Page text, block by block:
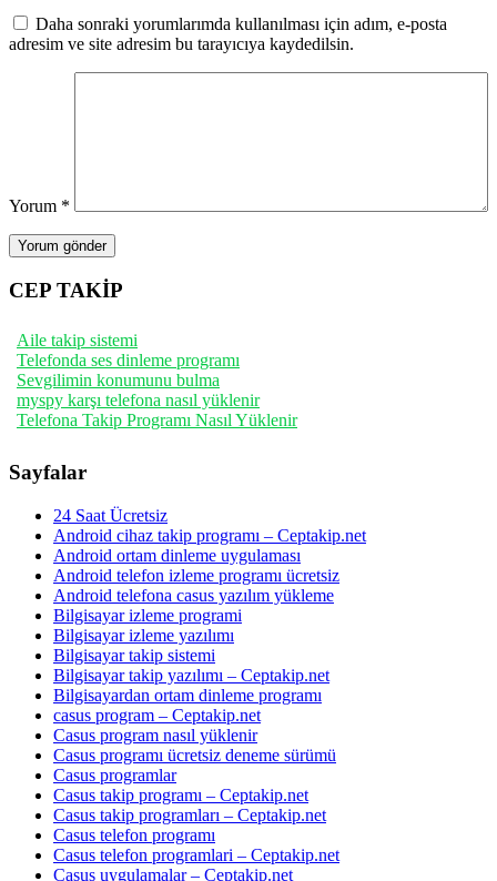
Daha sonraki yorumlarımda kullanılması için adım, e-posta
adresim ve site adresim bu tarayıcıya kaydedilsin.
Yorum *
CEP TAKİP
Aile takip sistemi
Telefonda ses dinleme programı
Sevgilimin konumunu bulma
myspy karşı telefona nasıl yüklenir
Telefona Takip Programı Nasıl Yüklenir
Sayfalar
24 Saat Ücretsiz
Android cihaz takip programı – Ceptakip.net
Android ortam dinleme uygulaması
Android telefon izleme programı ücretsiz
Android telefona casus yazılım yükleme
Bilgisayar izleme programi
Bilgisayar izleme yazılımı
Bilgisayar takip sistemi
Bilgisayar takip yazılımı – Ceptakip.net
Bilgisayardan ortam dinleme programı
casus program – Ceptakip.net
Casus program nasıl yüklenir
Casus programı ücretsiz deneme sürümü
Casus programlar
Casus takip programı – Ceptakip.net
Casus takip programları – Ceptakip.net
Casus telefon programı
Casus telefon programlari – Ceptakip.net
Casus uygulamalar – Ceptakip.net